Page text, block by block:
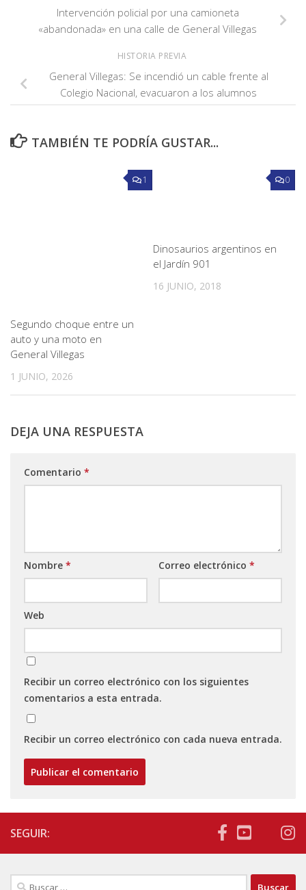
Intervención policial por una camioneta
«abandonada» en una calle de General Villegas
HISTORIA PREVIA
General Villegas: Se incendió un cable frente al
Colegio Nacional, evacuaron a los alumnos
TAMBIÉN TE PODRÍA GUSTAR...
1
Segundo choque entre un
auto y una moto en
General Villegas
1 JUNIO, 2026
0
Dinosaurios argentinos en
el Jardín 901
16 JUNIO, 2018
DEJA UNA RESPUESTA
Comentario *
Nombre * Correo electrónico *
Web
Recibir un correo electrónico con los siguientes
comentarios a esta entrada.
Recibir un correo electrónico con cada nueva entrada.
SEGUIR:
Buscar: